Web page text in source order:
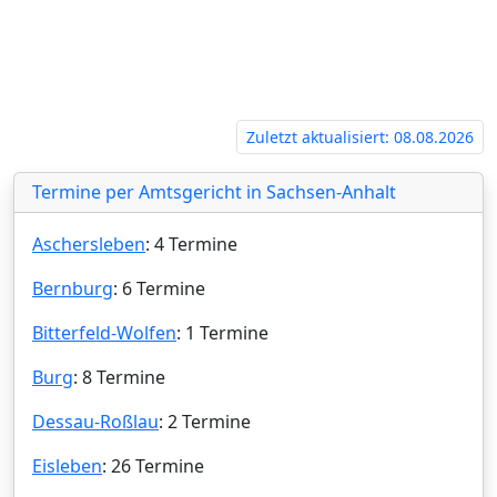
Zuletzt aktualisiert: 08.08.2026
Termine per Amtsgericht in Sachsen-Anhalt
Aschersleben: 4 Termine
Bernburg: 6 Termine
Bitterfeld-Wolfen: 1 Termine
Burg: 8 Termine
Dessau-Roßlau: 2 Termine
Eisleben: 26 Termine